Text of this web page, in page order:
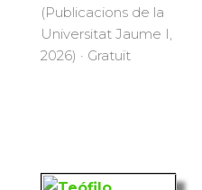
(Publicacions de la
Universitat Jaume I,
2026) · Gratuït